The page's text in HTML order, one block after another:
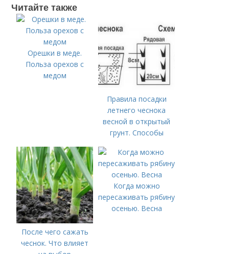
Читайте также
Орешки в меде.
Польза орехов с
медом
Правила посадки
летнего чеснока
весной в открытый
грунт. Способы
После чего сажать
чеснок. Что влияет
Когда можно
пересаживать рябину
осенью. Весна